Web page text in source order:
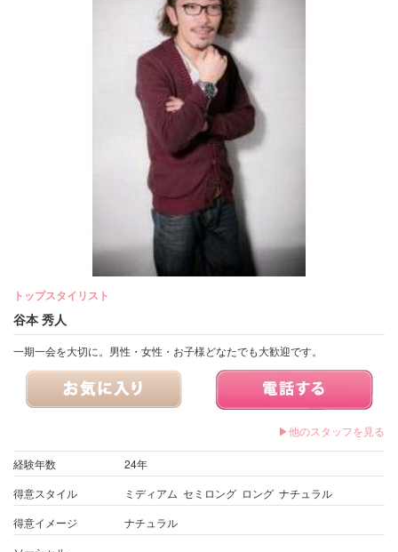
トップスタイリスト
谷本 秀人
一期一会を大切に。男性・女性・お子様どなたでも大歓迎です。
▶他のスタッフを見る
経験年数
24年
得意スタイル
ミディアム セミロング ロング ナチュラル
得意イメージ
ナチュラル